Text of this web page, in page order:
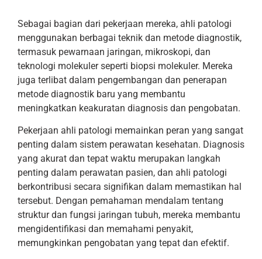
Sebagai bagian dari pekerjaan mereka, ahli patologi
menggunakan berbagai teknik dan metode diagnostik,
termasuk pewarnaan jaringan, mikroskopi, dan
teknologi molekuler seperti biopsi molekuler. Mereka
juga terlibat dalam pengembangan dan penerapan
metode diagnostik baru yang membantu
meningkatkan keakuratan diagnosis dan pengobatan.
Pekerjaan ahli patologi memainkan peran yang sangat
penting dalam sistem perawatan kesehatan. Diagnosis
yang akurat dan tepat waktu merupakan langkah
penting dalam perawatan pasien, dan ahli patologi
berkontribusi secara signifikan dalam memastikan hal
tersebut. Dengan pemahaman mendalam tentang
struktur dan fungsi jaringan tubuh, mereka membantu
mengidentifikasi dan memahami penyakit,
memungkinkan pengobatan yang tepat dan efektif.